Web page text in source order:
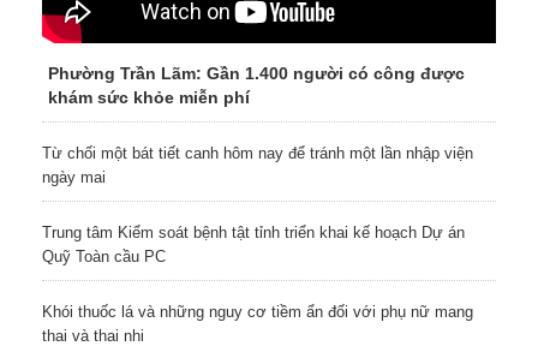
Phường Trần Lãm: Gần 1.400 người có công được
khám sức khỏe miễn phí
Từ chối một bát tiết canh hôm nay để tránh một lần nhập viện
ngày mai
Trung tâm Kiểm soát bệnh tật tỉnh triển khai kế hoạch Dự án
Quỹ Toàn cầu PC
Khói thuốc lá và những nguy cơ tiềm ẩn đối với phụ nữ mang
thai và thai nhi